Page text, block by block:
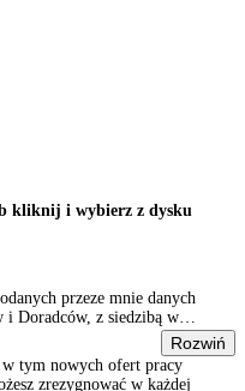
kliknij i wybierz z dysku
przeze mnie danych
i Doradców, z siedzibą w
i zawodowych,
przeze mnie danych
Rozwiń
tym nowych ofert pracy
zrezygnować w każdej